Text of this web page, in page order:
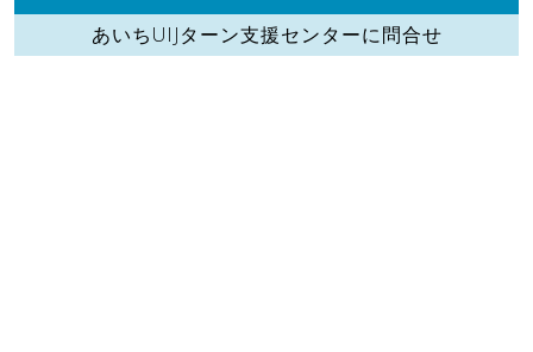
あいちUIJターン支援センターに問合せ